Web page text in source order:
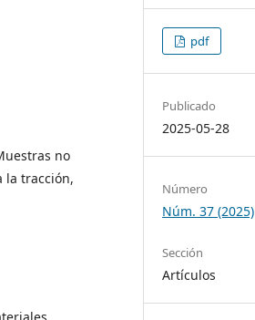
no
la tracción,
pdf
Publicado
2025-05-28
Número
Núm. 37 (2025)
Sección
Artículos